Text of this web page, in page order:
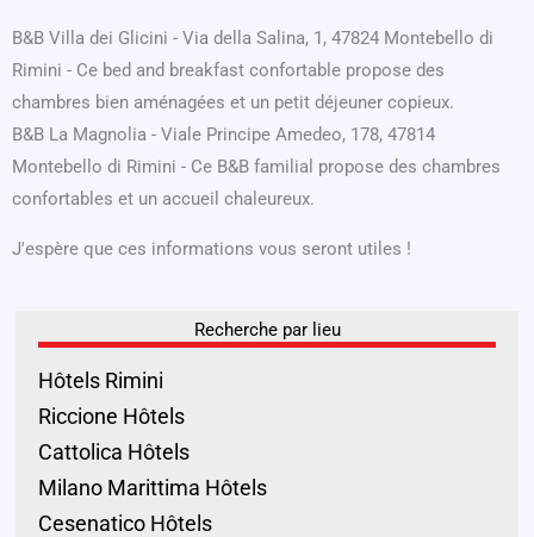
B&B Villa dei Glicini - Via della Salina, 1, 47824 Montebello di
Rimini - Ce bed and breakfast confortable propose des
chambres bien aménagées et un petit déjeuner copieux.
B&B La Magnolia - Viale Principe Amedeo, 178, 47814
Montebello di Rimini - Ce B&B familial propose des chambres
confortables et un accueil chaleureux.
J'espère que ces informations vous seront utiles !
Recherche par lieu
Hôtels Rimini
Riccione Hôtels
Cattolica Hôtels
Milano Marittima Hôtels
Cesenatico Hôtels